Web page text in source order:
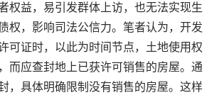
权益，易引发群体上访，也无法实现生
权，影响司法公信力。笔者认为，开发
可证时，以此为时间节点，土地使用权
而应查封地上已获许可销售的房屋。通
，具体明确限制没有销售的房屋。这样